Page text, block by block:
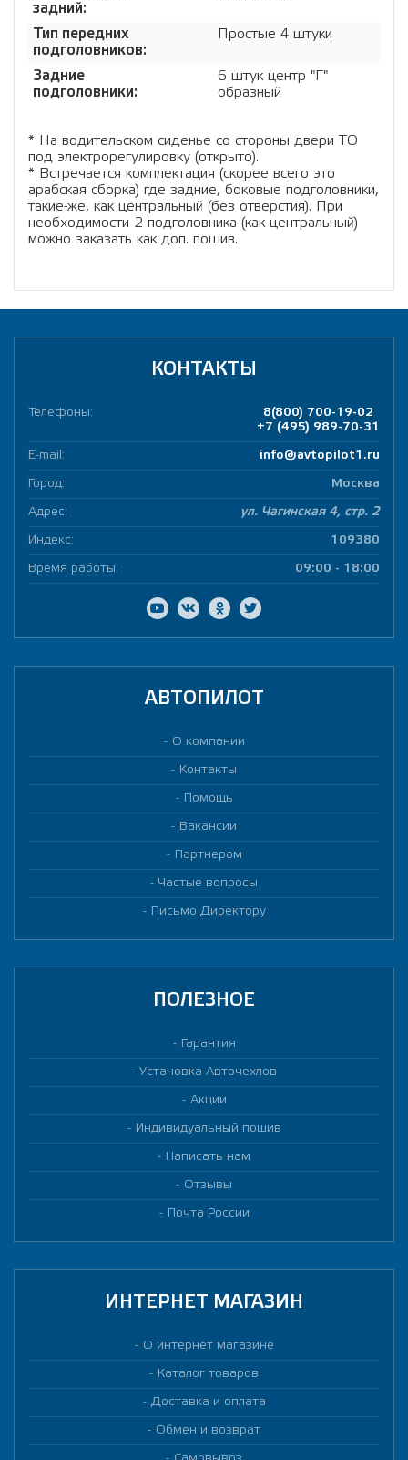
задний:
Тип передних
подголовников:
Простые 4 штуки
Задние
подголовники:
6 штук центр "Г"
образный
* На водительском сиденье со стороны двери ТО
под электрорегулировку (открыто).
* Встречается комплектация (скорее всего это
арабская сборка) где задние, боковые подголовники,
такие-же, как центральный (без отверстия). При
необходимости 2 подголовника (как центральный)
можно заказать как доп. пошив.
КОНТАКТЫ
Телефоны:
8(800) 700-19-02
+7 (495) 989-70-31
E-mail: info@avtopilot1.ru
Город: Москва
Адрес: ул. Чагинская 4, стр. 2
Индекс: 109380
Время работы: 09:00 - 18:00
АВТОПИЛОТ
О компании
Контакты
Помощь
Вакансии
Партнерам
Частые вопросы
Письмо Директору
ПОЛЕЗНОЕ
Гарантия
Установка Авточехлов
Акции
Индивидуальный пошив
Написать нам
Отзывы
Почта России
ИНТЕРНЕТ МАГАЗИН
О интернет магазине
Каталог товаров
Доставка и оплата
Обмен и возврат